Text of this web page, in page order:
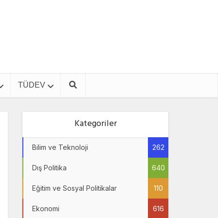
TÜDEV
Kategoriler
Bilim ve Teknoloji 262
Dış Politika 640
Eğitim ve Sosyal Politikalar 110
Ekonomi 616